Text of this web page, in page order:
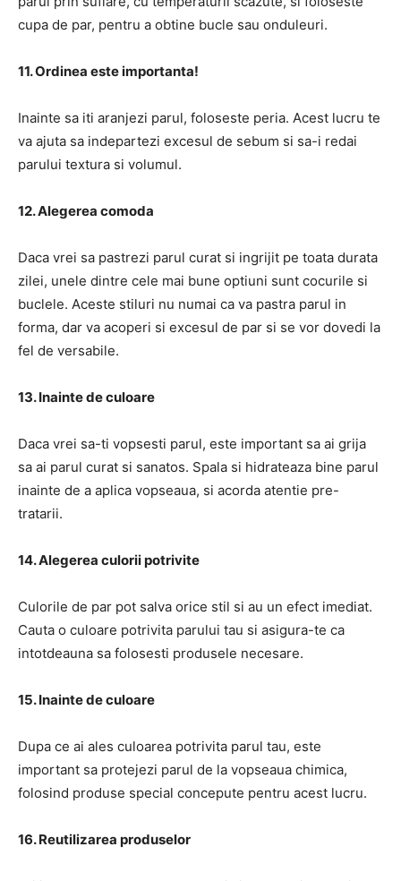
cupa de par, pentru a obtine bucle sau onduleuri.
11. Ordinea este importanta!
Inainte sa iti aranjezi parul, foloseste peria. Acest lucru te
va ajuta sa indepartezi excesul de sebum si sa-i redai
parului textura si volumul.
12. Alegerea comoda
Daca vrei sa pastrezi parul curat si ingrijit pe toata durata
zilei, unele dintre cele mai bune optiuni sunt cocurile si
buclele. Aceste stiluri nu numai ca va pastra parul in
forma, dar va acoperi si excesul de par si se vor dovedi la
fel de versabile.
13. Inainte de culoare
Daca vrei sa-ti vopsesti parul, este important sa ai grija
sa ai parul curat si sanatos. Spala si hidrateaza bine parul
inainte de a aplica vopseaua, si acorda atentie pre-
tratarii.
14. Alegerea culorii potrivite
Culorile de par pot salva orice stil si au un efect imediat.
Cauta o culoare potrivita parului tau si asigura-te ca
intotdeauna sa folosesti produsele necesare.
15. Inainte de culoare
Dupa ce ai ales culoarea potrivita parul tau, este
important sa protejezi parul de la vopseaua chimica,
folosind produse special concepute pentru acest lucru.
16. Reutilizarea produselor